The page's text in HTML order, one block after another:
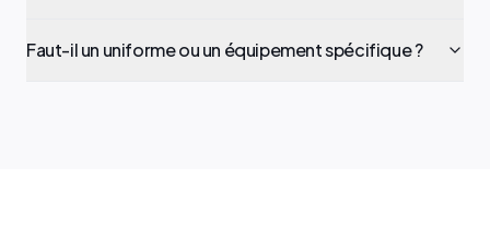
Faut-il un uniforme ou un équipement spécifique ?